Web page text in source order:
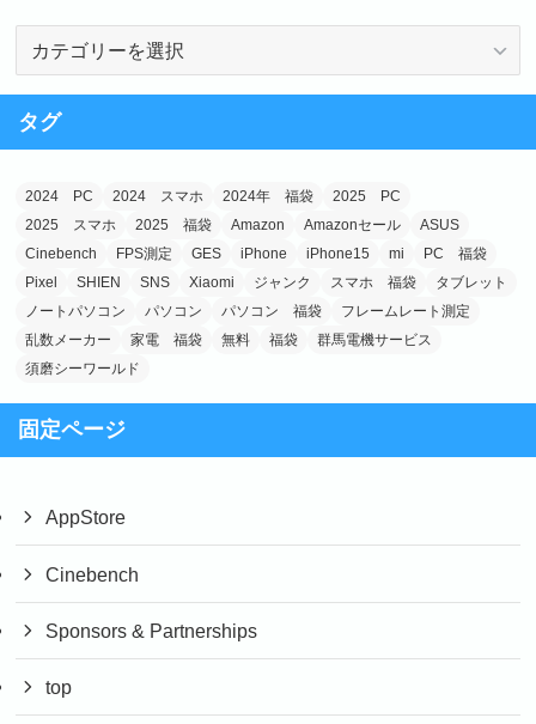
ゴ
リ
タグ
2024 PC 2024 スマホ 2024年 福袋
2025 PC
2025 スマホ
2025 福袋 Amazon Amazonセール
ASUS
Cinebench
FPS測定 GES iPhone iPhone15 mi
PC 福袋
Pixel
SHIEN SNS Xiaomi ジャンク スマホ 福袋
タブレット
ノートパソコン
パソコン パソコン 福袋
フレームレート測定
乱数メーカー
家電 福袋 無料 福袋
群馬電機サービス
須磨シーワールド
固定ページ
AppStore
Cinebench
Sponsors & Partnerships
top